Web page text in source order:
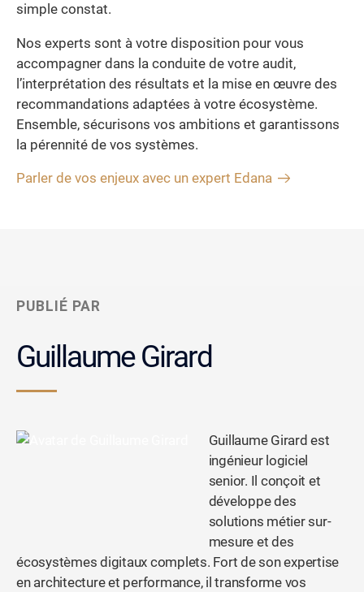
simple constat.
Nos experts sont à votre disposition pour vous
accompagner dans la conduite de votre audit,
l’interprétation des résultats et la mise en œuvre des
recommandations adaptées à votre écosystème.
Ensemble, sécurisons vos ambitions et garantissons
la pérennité de vos systèmes.
Parler de vos enjeux avec un expert Edana
PUBLIÉ PAR
Guillaume Girard
Guillaume Girard est
ingénieur logiciel
senior. Il conçoit et
développe des
solutions métier sur-
mesure et des
écosystèmes digitaux complets. Fort de son expertise
en architecture et performance, il transforme vos